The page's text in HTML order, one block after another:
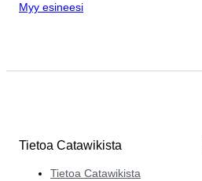
Myy esineesi
Tietoa Catawikista
Tietoa Catawikista